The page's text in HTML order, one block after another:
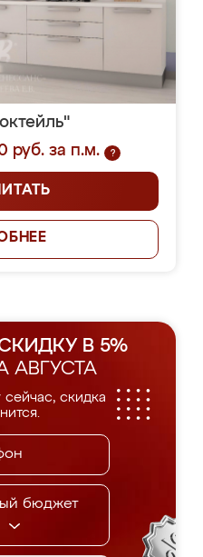
руб. за п.м.
?
В 5%
АВГУСТА
сейчас, скидка
бюджет